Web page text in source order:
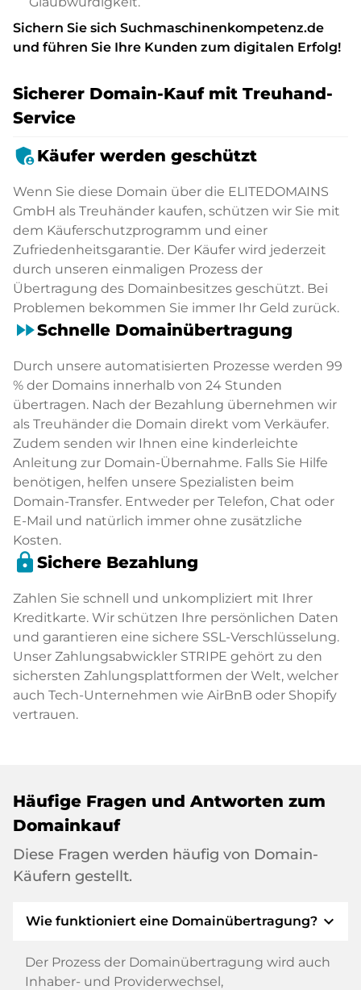
Sichern Sie sich Suchmaschinenkompetenz.de
und führen Sie Ihre Kunden zum digitalen Erfolg!
Sicherer Domain-Kauf mit Treuhand-
Service
admin_panel_settingsKäufer werden geschützt
Wenn Sie diese Domain über die ELITEDOMAINS
GmbH als Treuhänder kaufen, schützen wir Sie mit
dem Käuferschutzprogramm und einer
Zufriedenheitsgarantie. Der Käufer wird jederzeit
durch unseren einmaligen Prozess der
Übertragung des Domainbesitzes geschützt. Bei
Problemen bekommen Sie immer Ihr Geld zurück.
fast_forwardSchnelle Domainübertragung
Durch unsere automatisierten Prozesse werden 99
% der Domains innerhalb von 24 Stunden
übertragen. Nach der Bezahlung übernehmen wir
als Treuhänder die Domain direkt vom Verkäufer.
Zudem senden wir Ihnen eine kinderleichte
Anleitung zur Domain-Übernahme. Falls Sie Hilfe
benötigen, helfen unsere Spezialisten beim
Domain-Transfer. Entweder per Telefon, Chat oder
E-Mail und natürlich immer ohne zusätzliche
Kosten.
lock Sichere Bezahlung
Zahlen Sie schnell und unkompliziert mit Ihrer
Kreditkarte. Wir schützen Ihre persönlichen Daten
und garantieren eine sichere SSL-Verschlüsselung.
Unser Zahlungsabwickler STRIPE gehört zu den
sichersten Zahlungsplattformen der Welt, welcher
auch Tech-Unternehmen wie AirBnB oder Shopify
vertrauen.
Häufige Fragen und Antworten zum
Domainkauf
Diese Fragen werden häufig von Domain-
Käufern gestellt.
Wie funktioniert eine Domainübertragung? expand_more
Der Prozess der Domainübertragung wird auch
Inhaber- und Providerwechsel,